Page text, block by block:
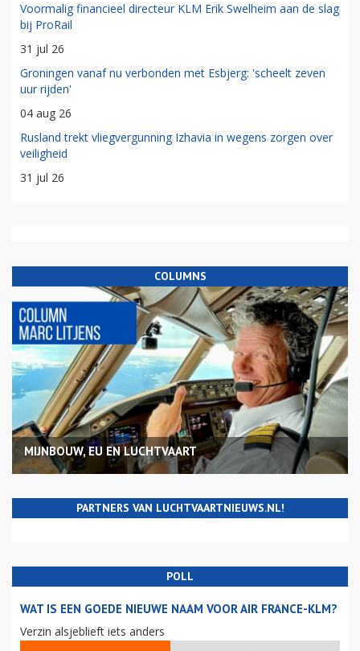
Voormalig financieel directeur KLM Erik Swelheim aan de slag
bij ProRail
31 jul 26
Groningen vanaf nu verbonden met Esbjerg: 'scheelt zeven
uur rijden'
04 aug 26
Rusland trekt vliegvergunning Izhavia in wegens zorgen over
veiligheid
31 jul 26
COLUMNS
MIJNBOUW, EU EN LUCHTVAART
PARTNERS VAN LUCHTVAARTNIEUWS.NL!
POLL
WAT IS EEN GOEDE NIEUWE NAAM VOOR AIR FRANCE-KLM?
Verzin alsjeblieft iets anders